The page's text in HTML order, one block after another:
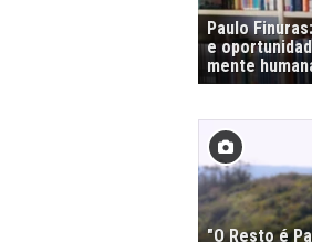
Paulo
e
mente
"O Resto é